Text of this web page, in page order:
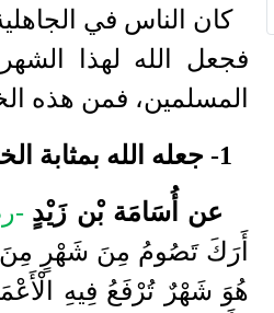
كان الناس في
فجعل الله لهذا
المسلمين، فمن هذه
1- جعله الله بمثابة الختام لأعمال السنة، ففيه ترفع أعمال السنة
عن أُسَامَة بْن زَيْدٍ -
أَرَكَ تَصُومُ مِنَ شَهْرٍ مِنَ
هُوَ شَهْرٌ تُرْفَعُ فِيهِ